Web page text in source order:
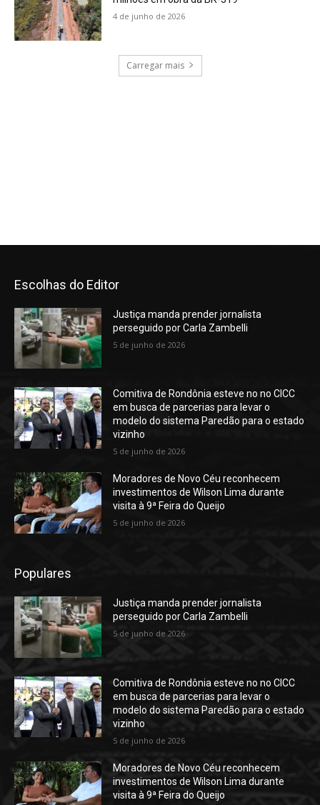
Escolhas do Editor
Justiça manda prender jornalista
perseguido por Carla Zambelli
5 de junho de 2026
Comitiva de Rondônia esteve no no CICC
em busca de parcerias para levar o
modelo do sistema Paredão para o estado
vizinho
5 de junho de 2026
Moradores de Novo Céu reconhecem
investimentos de Wilson Lima durante
visita à 9ª Feira do Queijo
5 de junho de 2026
Populares
Justiça manda prender jornalista
perseguido por Carla Zambelli
5 de junho de 2026
Comitiva de Rondônia esteve no no CICC
em busca de parcerias para levar o
modelo do sistema Paredão para o estado
vizinho
5 de junho de 2026
Moradores de Novo Céu reconhecem
investimentos de Wilson Lima durante
visita à 9ª Feira do Queijo